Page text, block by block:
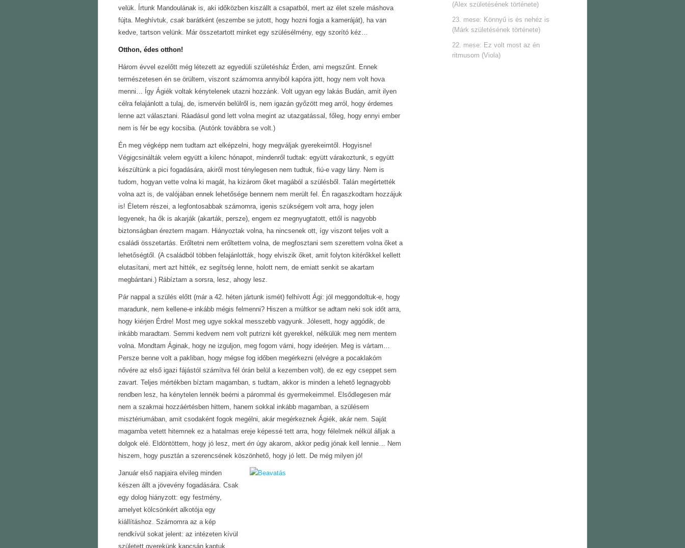
velük. Írtunk Mandoulának is, aki időközben kiszállt a csapatból, mert az élet szele máshova
fújta. Meghívtuk, csak barátként (eszembe se jutott, hogy hozni fogja a kameráját), ha van
kedve, tartson velünk. Már összetartott minket egy szülésélmény, egy szorító kéz…
Otthon, édes otthon!
Három évvel ezelőtt még létezett az egyedüli születésház Érden, ami megszűnt. Ennek
természetesen én se örültem, viszont számomra annyiból kapóra jött, hogy nem volt hova
menni… Így Ágiék voltak kénytelenek utazni hozzánk. Volt ugyan egy lakás Budán, amit ilyen
célra felajánlott a tulaj, de, ismervén belülről is, nem igazán győzött meg arról, hogy érdemes
lenne azt választani. Ráadásul gond lett volna megint az utazgatással, főleg, hogy ennyi ember
nem is fér be egy kocsiba. (Autónk továbbra se volt.)
Én meg végképp nem tudtam azt elképzelni, hogy megváljak gyerekeimtől. Hogyisne!
Végigcsinálták velem együtt a kilenc hónapot, mindenről tudtak: együtt várakoztunk, s együtt
készültünk a pici fogadására, akiről most ténylegesen nem tudtuk, fiú-e vagy lány. Nem is
tudom, hogyan vette volna ki magát, ha kizárom őket magából a szülésből. Talán megértették
volna azt is, de valójában ennek lehetősége bennem nem merült fel. Én ragaszkodtam hozzájuk
is! Életem részei, a legfontosabbak számomra, igenis szükségem volt arra, hogy jelen
legyenek, ha ők is akarják (akarták, persze), engem ez megnyugtatott, ettől is nagyobb
biztonságban éreztem magam. Hiányoztak volna, ha nincsenek ott, így viszont teljes volt a
családi összetartás. Erőltetni nem erőltettem volna, de megfosztani sem szerettem volna őket a
lehetőségtől. (A családból többen felajánlották, hogy elviszik őket, amit folyton kitérőkkel kellett
elutasítani, mert azt hitték, ez segítség lenne, holott nem, de emiatt senkit se akartam
megbántani.) Rábíztam a sorsra, lesz, ahogy lesz.
Pár nappal a szülés előtt (már a 42. héten jártunk ismét) felhívott Ági: jól meggondoltuk-e, hogy
maradunk, nem kellene-e inkább mégis felmenni? Hiszen a múltkor se adtam neki sok időt arra,
hogy kiérjen Érdre! Most meg ugye sokkal messzebb vagyunk. Jólesett, hogy aggódik, de
inkább maradtam. Semmi kedvem nem volt putrizni két gyerekkel, nélkülük meg nem mentem
volna. Mondtam Áginak, hogy ne izguljon, meg fogom várni, hogy ideérjen. Meg is vártam…
Persze benne volt a pakliban, hogy mégse fog időben megérkezni (elvégre a pocaklakóm
nővére az első igazi fájástól számítva fél órán belül a kezemben volt), de ez egy cseppet sem
zavart. Teljes mértékben bíztam magamban, s tudtam, akkor is minden a lehető legnagyobb
rendben lesz, ha kénytelen lennék beérni a párommal és gyermekeimmel. Elsődlegesen már
nem a szakmai hozzáértésben hittem, hanem sokkal inkább magamban, a szülésem
misztériumában, amit csodaként fogok megélni, akár megérkeznek Ágiék, akár nem. Saját
magamba vetett hitemnek ez a hatalmas ereje képessé tett arra, hogy félelmek nélkül álljak a
dolgok elé. Eldöntöttem, hogy jó lesz, mert én úgy akarom, akkor pedig jónak kell lennie… Nem
hiszem, hogy pusztán a szerencsének köszönhető, hogy jó lett. De még milyen jó!
Január első napjaira elvileg minden
készen állt a jövevény fogadására. Csak
egy dolog hiányzott: egy festmény,
amelyet kölcsönkért alkotója egy
kiállításhoz. Számomra az a kép
rendkívül sokat jelent: az intézeten kívül
született gyerekünk kapcsán kaptuk
(Alex születésének története)
23. mese: Könnyű is és nehéz is
(Márk születésének története)
22. mese: Ez volt most az én
ritmusom (Viola)